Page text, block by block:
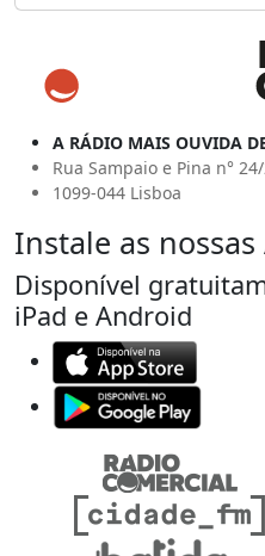
A RÁDIO MAIS OUVIDA
Rua Sampaio e Pina n°
1099-044 Lisboa
Instale as nossas
Disponível
iPad e Android